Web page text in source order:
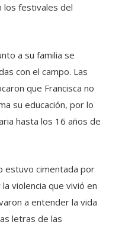
los festivales del
a su familia se
con el campo. Las
que Francisca no
su educación, por lo
hasta los 16 años de
estuvo cimentada por
violencia que vivió en
a entender la vida
letras de las